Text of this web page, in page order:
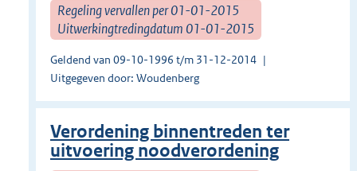
Regeling vervallen per 01-01-2015
Uitwerkingtredingdatum 01-01-2015
Geldend van 09-10-1996 t/m 31-12-2014
Uitgegeven door: Woudenberg
Verordening binnentreden ter
uitvoering noodverordening